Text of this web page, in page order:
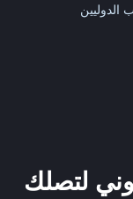
الدوليين
لتصلك